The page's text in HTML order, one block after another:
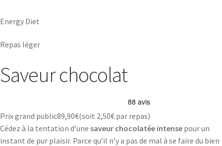
Energy Diet
Repas léger
Saveur chocolat
Prix grand public89,90€(soit 2,50€ par repas)
Cédez à la tentation d’une saveur chocolatée intense pour un
instant de pur plaisir. Parce qu’il n’y a pas de mal à se faire du bien